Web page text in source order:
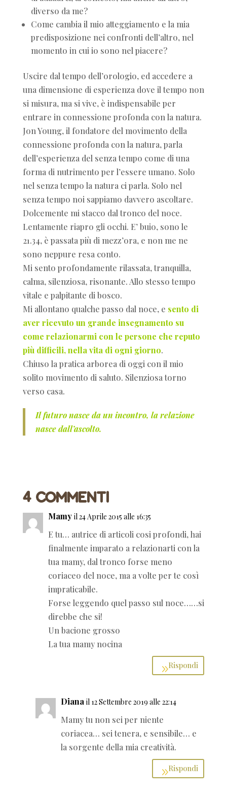
diverso da me?
Come cambia il mio atteggiamento e la mia
predisposizione nei confronti dell’altro, nel
momento in cui io sono nel piacere?
Uscire dal tempo dell’orologio, ed accedere a
una dimensione di esperienza dove il tempo non
si misura, ma si vive, è indispensabile per
entrare in connessione profonda con la natura.
Jon Young, il fondatore del movimento della
connessione profonda con la natura, parla
dell’esperienza del senza tempo come di una
forma di nutrimento per l’essere umano. Solo
nel senza tempo la natura ci parla. Solo nel
senza tempo noi sappiamo davvero ascoltare.
Dolcemente mi stacco dal tronco del noce.
Lentamente riapro gli occhi. E’ buio, sono le
21.34, è passata più di mezz’ora, e non me ne
sono neppure resa conto.
Mi sento profondamente rilassata, tranquilla,
calma, silenziosa, risonante. Allo stesso tempo
vitale e palpitante di bosco.
Mi allontano qualche passo dal noce, e sento di
aver ricevuto un grande insegnamento su
come relazionarmi con le persone che reputo
più difficili, nella vita di ogni giorno.
Chiuso la pratica arborea di oggi con il mio
solito movimento di saluto. Silenziosa torno
verso casa.
Il futuro nasce da un incontro, la relazione
nasce dall’ascolto.
4 Commenti
Mamy il 24 Aprile 2015 alle 16:35
E tu… autrice di articoli cosi profondi, hai
finalmente imparato a relazionarti con la
tua mamy, dal tronco forse meno
coriaceo del noce, ma a volte per te così
impraticabile.
Forse leggendo quel passo sul noce……si
direbbe che si!
Un bacione grosso
La tua mamy nocina
Rispondi
Diana il 12 Settembre 2019 alle 22:14
Mamy tu non sei per niente
coriacea… sei tenera, e sensibile… e
la sorgente della mia creatività.
Rispondi